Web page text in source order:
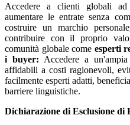
Accedere a clienti globali
aumentare le entrate senza
costruire un marchio
contribuire con il proprio
comunità globale come esperti
i buyer: Accedere a
affidabili a costi ragionevoli,
facilmente esperti adatti,
barriere linguistiche.
Dichiarazione di Esclusione di